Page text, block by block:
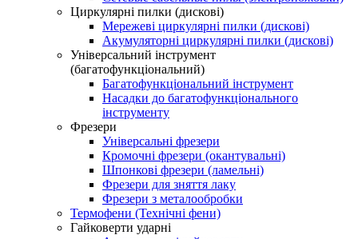
Циркулярні пилки (дискові)
Мережеві циркулярні пилки (дискові)
Акумуляторні циркулярні пилки (дискові)
Універсальний інструмент
(багатофункціональний)
Багатофункціональний інструмент
Насадки до багатофункціонального
інструменту
Фрезери
Універсальні фрезери
Кромочні фрезери (окантувальні)
Шпонкові фрезери (ламельні)
Фрезери для зняття лаку
Фрезери з металообробки
Термофени (Технічні фени)
Гайковерти ударні